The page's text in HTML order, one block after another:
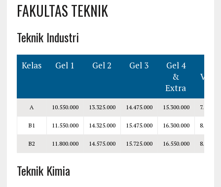
FAKULTAS TEKNIK
Teknik Industri
Kelas Gel 1 Gel 2 Gel 3
Gel 4
&
Extra
A 10.550.000 13.325.000 14.475.000 15.300.000
B1 11.550.000 14.325.000 15.475.000 16.300.000
B2 11.800.000 14.575.000 15.725.000 16.550.000
Teknik Kimia